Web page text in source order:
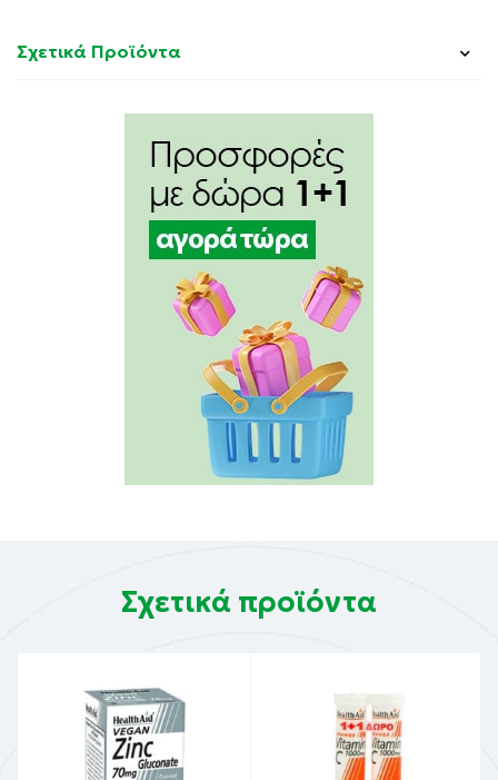
1 ταμπλέτα ημερησίως. Να λαμβάνεται κατά
Συστατικά:
1 ταμπλέτα αποδίδει κατά μέσο όρο:
Vitamin D3 (cholecalciferol) 50 µg (2000 IU)
Bulking Agent (maltodextrin, microcrystalline
cellulose), Vitamin D3 [(cholecalciferol), sucrose,
acacia, corn starch, medium chain triglycerides, dl-
alpha tocopherol], Anti-caking Agent (silicon dioxide,
veg. stearic acid, veg. magnesium stearate).
Χωρίς γλουτένη, λακτόζη, μαγιά, σόγια, τεχνητές
Σχετικά Προϊόντα
Σχετικά προϊόντα